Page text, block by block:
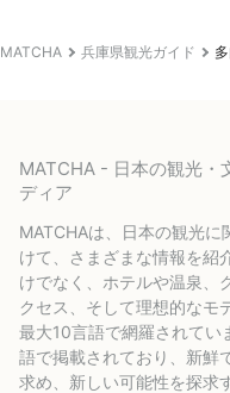
MATCHA 兵庫県観光ガイド
MATCHA - 日本の観光・
ディア
MATCHAは、日本の観光
けて、さまざまな情報を紹
けでなく、ホテルや温泉、
クセス、そして理想的なモ
最大10言語で網羅されてい
語で掲載されており、新鮮
求め、新しい可能性を探求